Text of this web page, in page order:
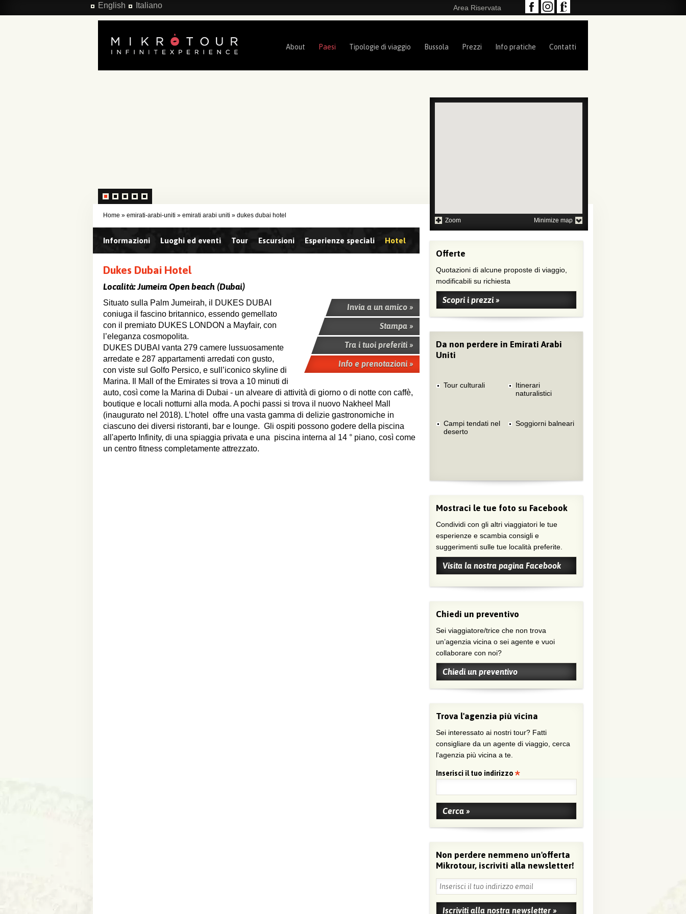
Salta al contenuto principale Area Riservata
English Italiano
About Paesi Tipologie di viaggio Bussola Prezzi Info pratiche Contatti
Home » emirati-arabi-uniti » emirati arabi uniti » dukes dubai hotel
Informazioni Luoghi ed eventi Tour Escursioni Esperienze speciali Hotel
Dukes Dubai Hotel
Località:Jumeira Open beach (Dubai)
Invia a un amico »
Stampa »
Tra i tuoi preferiti »
Info e prenotazioni »
Situato sulla Palm Jumeirah, il DUKES DUBAI
coniuga il fascino britannico, essendo gemellato
con il premiato DUKES LONDON a Mayfair, con
l’eleganza cosmopolita.
DUKES DUBAI vanta 279 camere lussuosamente
arredate e 287 appartamenti arredati con gusto,
con viste sul Golfo Persico, e sull’iconico skyline di
Marina. Il Mall of the Emirates si trova a 10 minuti di
auto, così come la Marina di Dubai - un alveare di attività di giorno o di notte con caffè,
boutique e locali notturni alla moda. A pochi passi si trova il nuovo Nakheel Mall
(inaugurato nel 2018). L’hotel offre una vasta gamma di delizie gastronomiche in
ciascuno dei diversi ristoranti, bar e lounge. Gli ospiti possono godere della piscina
all'aperto Infinity, di una spiaggia privata e una piscina interna al 14 ° piano, così come
un centro fitness completamente attrezzato.
Zoom Minimize map
Offerte
Quotazioni di alcune proposte di viaggio,
modificabili su richiesta
Scopri i prezzi »
Da non perdere in Emirati Arabi
Uniti
Tour culturali
Itinerari
naturalistici
Campi tendati nel
deserto
Soggiorni balneari
Mostraci le tue foto su Facebook
Condividi con gli altri viaggiatori le tue
esperienze e scambia consigli e
suggerimenti sulle tue località preferite.
Visita la nostra pagina Facebook
Chiedi un preventivo
Sei viaggiatore/trice che non trova
un’agenzia vicina o sei agente e vuoi
collaborare con noi?
Chiedi un preventivo
Trova l'agenzia più vicina
Sei interessato ai nostri tour? Fatti
consigliare da un agente di viaggio, cerca
l'agenzia più vicina a te.
Inserisci il tuo indirizzo
Non perdere nemmeno un'offerta
Mikrotour, iscriviti alla newsletter!